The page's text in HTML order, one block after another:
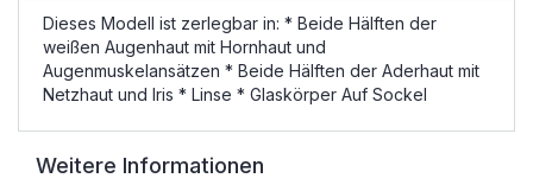
Dieses Modell ist zerlegbar in: * Beide Hälften der
weißen Augenhaut mit Hornhaut und
Augenmuskelansätzen * Beide Hälften der Aderhaut mit
Netzhaut und Iris * Linse * Glaskörper Auf Sockel
Weitere Informationen